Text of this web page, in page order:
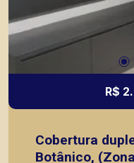
R$
Cobertura
Botânico,